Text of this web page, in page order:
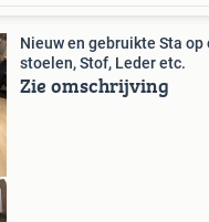
Nieuw en gebruikte Sta op
stoelen, Stof, Leder etc.
Zie omschrijving